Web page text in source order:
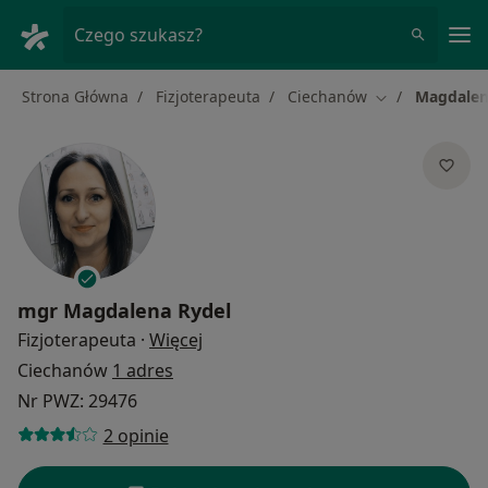
Czego szukasz?
Strona Główna Fizjoterapeuta Ciechanów Zmień miasto
mgr Magdalena Rydel
Fizjoterapeuta · Więcej
Ciechanów 1 adres
Nr PWZ: 29476
2 opinie